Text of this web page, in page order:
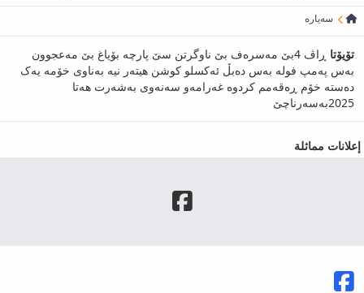
سەیارە
تۆیۆتا
ڕاڤ 4بێ مەسرەف بێ ناوگرتن سێ پارچە بۆیاغ بێ مەعجوون
بەس پەمپ فولە بەس دەبڵ ئەکسلو کوشن هیتەر نیە بەناوی خۆمە یەک
دەستە خۆم ڕەقەمم کردوە غەرامەو سەنەوی بەشەرت هەتا
2025بەسەرناچێ
إعلانات مماثلة